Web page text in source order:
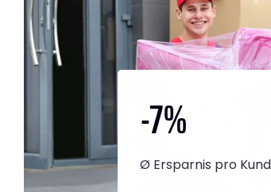
-7%
Ø Ersparnis pro